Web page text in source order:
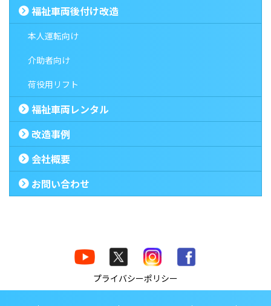
福祉車両後付け改造
本人運転向け
介助者向け
荷役用リフト
福祉車両レンタル
改造事例
会社概要
お問い合わせ
プライバシーポリシー